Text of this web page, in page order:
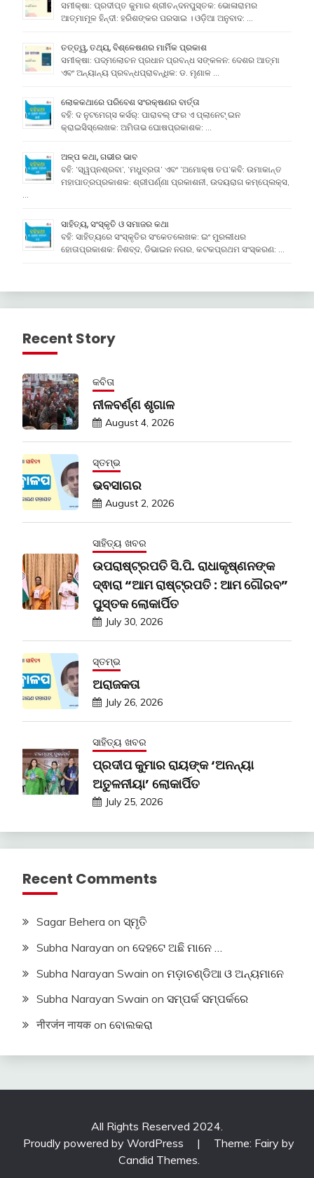
ସମୀକ୍ଷା: ପ୍ରଦୀପ୍ତ କୁମାର ଶ୍ରୀଚନ୍ଦନପୁସ୍ତକ: ଭୋଳାରାମର
ଆତ୍ମାମୂଳ ହିନ୍ଦୀ: ହରିଶଙ୍କର ପରସାଇ । ଓଡ଼ିଆ ଅନୁବାଦ: …
ତତ୍ତ୍ୱ, ତଥ୍ୟ, ବିଶ୍ଳେଷଣର ମାର୍ମିକ ପ୍ରକାଶ
ସମୀକ୍ଷା: ପଦ୍ମଲୋଚନ ପ୍ରଧାନ ପ୍ରବନ୍ଧ ସଙ୍କଳନ: ଦେଶର ଆତ୍ମା
ଏବଂ ଅନ୍ୟାନ୍ୟ ପ୍ରବନ୍ଧପ୍ରାବନ୍ଧିକ: ଡ. ମୃଣାଳ …
ଲୋକକଥାରେ ପରିବେଶ ସଂରକ୍ଷଣର ବାର୍ତ୍ତା
ବହି: ଦ ନୁଟମେଗ୍ସ କର୍ସର୍: ପାରାବଲ୍ ଫର ଏ ପ୍ଲାନେଟ୍ ଇନ
କ୍ରାଇସିସ୍ଲେଖକ: ଅମିତାଭ ଘୋଷପ୍ରକାଶକ: …
ଅଳ୍ପ କଥା, ଗଭୀର ଭାବ
ବହି: ‘ସ୍ୱପ୍ନଶ୍ରବା’, ‘ମଧୁବ୍ରତା’ ଏବଂ ‘ଅମୋକ୍ଷ ତପ’କବି: ଉମାକାନ୍ତ
ମହାପାତ୍ରପ୍ରକାଶକ: ଶ୍ରୀପର୍ଣ୍ଣା ପ୍ରକାଶନୀ, ଉଦୟରାଗ କମ୍ପେ୍ଲକ୍ସ,
…
ସାହିତ୍ୟ, ସଂସ୍କୃତି ଓ ସମାଜର କଥା
ବହି: ସାହିତ୍ୟରେ ସଂସ୍କୃତିର ସଂକେତଲେଖକ: ଇଂ ମୁରଲୀଧର
ହୋତାପ୍ରକାଶକ: ନିଶବ୍ଦ, ଡିଭାଇନ ନଗର, କଟକପ୍ରଥମ ସଂସ୍କରଣ: …
Recent Story
କବିତା
ନୀଳବର୍ଣ୍ଣ ଶୃଗାଳ
August 4, 2026
ସ୍ତମ୍ଭ
ଭବସାଗର
August 2, 2026
ସାହିତ୍ୟ ଖବର
ଉପରାଷ୍ଟ୍ରପତି ସି.ପି. ରାଧାକୃଷ୍ଣନଙ୍କ
ଦ୍ଵାରା “ଆମ ରାଷ୍ଟ୍ରପତି : ଆମ ଗୌରବ”
ପୁସ୍ତକ ଲୋକାର୍ପିତ
July 30, 2026
ସ୍ତମ୍ଭ
ଅରାଜକତା
July 26, 2026
ସାହିତ୍ୟ ଖବର
ପ୍ରଦୀପ କୁମାର ରାୟଙ୍କ ‘ଅନନ୍ୟା
ଅତୁଳନୀୟା’ ଲୋକାର୍ପିତ
July 25, 2026
Recent Comments
Sagar Behera on ସ୍ମୃତି
Subha Narayan on ଦେହଟେ ଅଛି ମାନେ …
Subha Narayan Swain on ମଡ଼ାଚଣ୍ଡିଆ ଓ ଅନ୍ୟମାନେ
Subha Narayan Swain on ସମ୍ପର୍କ ସମ୍ପର୍କରେ
नीरजंन नायक on ବୋଲକରା
All Rights Reserved 2024.
Proudly powered by WordPress
|
Theme: Fairy by
Candid Themes.